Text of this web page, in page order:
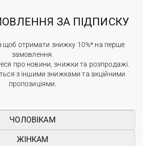
ЗА ПІДПИСКУ
щоб отримати знижку 10%* на перше
замовлення.
про новини, знижки та розпродажі.
з іншими знижками та акційними
пропозиціями.
ЧОЛОВІКАМ
ЖІНКАМ